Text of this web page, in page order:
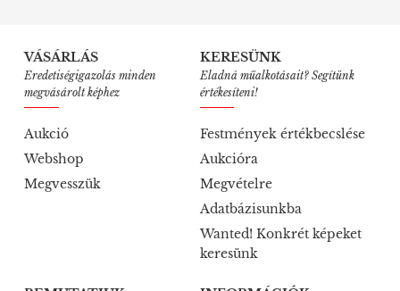
VÁSÁRLÁS
Eredetiségigazolás minden
megvásárolt képhez
Aukció
Webshop
Megvesszük
KERESÜNK
Eladná műalkotásait? Segítünk
értékesíteni!
Festmények értékbecslése
Aukcióra
Megvételre
Adatbázisunkba
Wanted! Konkrét képeket
keresünk